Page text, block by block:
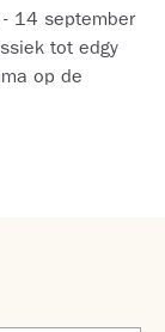
14 september
tot edgy
op de